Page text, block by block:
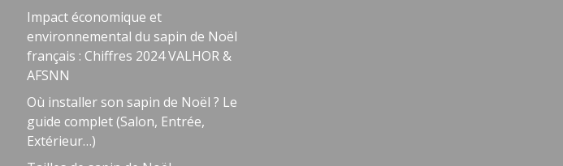
Impact économique et
environnemental du sapin de Noël
français : Chiffres 2024 VALHOR &
AFSNN
Où installer son sapin de Noël ? Le
guide complet (Salon, Entrée,
Extérieur…)